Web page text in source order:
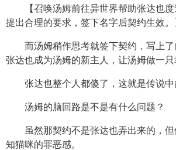
【召唤汤姆前往异世界帮助张达也
提出合理的要求，签下名字后契约生效。
而汤姆稍作思考就签下契约，写上
张达也成为汤姆的新主人，让汤姆做一只
张达也整个人都傻了，这就是传说中
汤姆的脑回路是不是有什么问题？
虽然那契约不是张达也弄出来的，
知猫咪的罪恶感。